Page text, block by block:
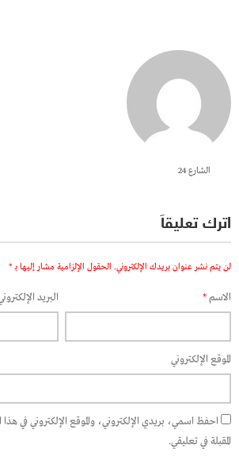
الشارع 24
اترك تعليقاً
لن يتم نشر عنوان بريدك الإلكتروني. الحقول الإلزامية مشار إليها بـ *
الاسم* البريد
الموقع الإلكتروني
احفظ اسمي، بريدي الإلكتروني، والموقع الإلكتروني في هذا
المقبلة في تعليقي.